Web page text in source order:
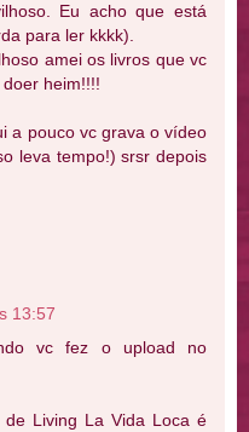
Eu acho que está
para ler kkkk).
amei os livros que vc
heim!!!!
a pouco vc grava o vídeo
leva tempo!) srsr depois
13:57
vc fez o upload no
de Living La Vida Loca é